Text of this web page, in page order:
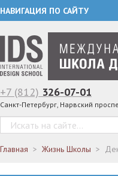
НАВИГАЦИЯ ПО САЙТУ
+7 (812) 326-07-01
Санкт-Петербург, Нарвский
Главная Жизнь Школы